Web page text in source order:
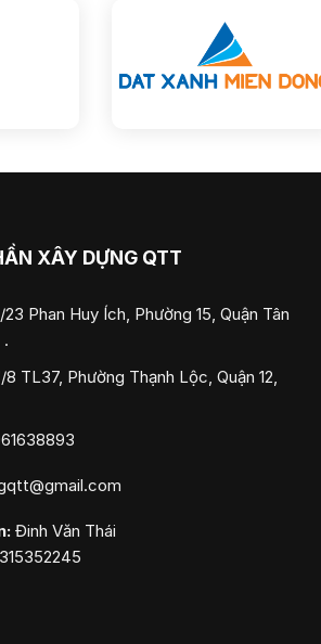
XÂY DỰNG QTT
23 Phan Huy Ích, Phường 15, Quận Tân
.
8 TL37, Phường Thạnh Lộc, Quận 12,
Đinh Văn Thái